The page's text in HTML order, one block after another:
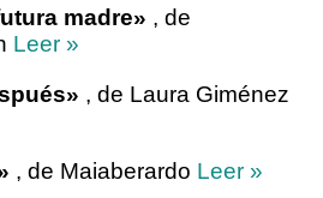
madre» , de
Leer »
, de Laura Giménez
, de Maiaberardo Leer »